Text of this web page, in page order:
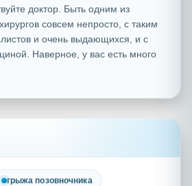
доктор. Быть одним из
совсем непросто, с таким
и очень выдающихся, и с
Наверное, у вас есть много
грыжа позовночника